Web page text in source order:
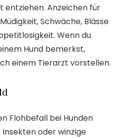
entziehen. Anzeichen für
Schwäche, Blässe
Wenn du
Hund bemerkst,
einem Tierarzt vorstellen.
Flohbefall bei Hunden
oder winzige